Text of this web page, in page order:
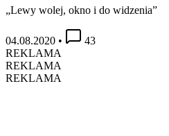
„Lewy wolej, okno i do widzenia”
04.08.2020 •
43
REKLAMA
REKLAMA
REKLAMA